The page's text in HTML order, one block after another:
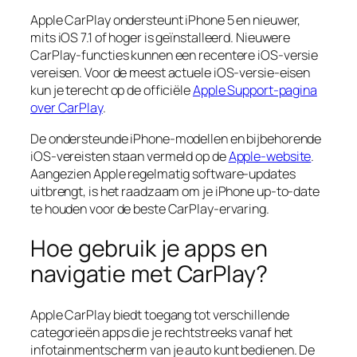
Apple CarPlay ondersteunt iPhone 5 en nieuwer,
mits iOS 7.1 of hoger is geïnstalleerd. Nieuwere
CarPlay-functies kunnen een recentere iOS-versie
vereisen. Voor de meest actuele iOS-versie-eisen
kun je terecht op de officiëleApple Support-pagina
over CarPlay.
De ondersteunde iPhone-modellen en bijbehorende
iOS-vereisten staan vermeld op deApple-website.
Aangezien Apple regelmatig software-updates
uitbrengt, is het raadzaam om je iPhone up-to-date
te houden voor de beste CarPlay-ervaring.
Hoe gebruik je apps en
navigatie met CarPlay?
Apple CarPlay biedt toegang tot verschillende
categorieën apps die je rechtstreeks vanaf het
infotainmentscherm van je auto kunt bedienen. De